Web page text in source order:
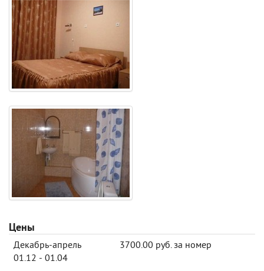
Цены
Декабрь-апрель
01.12 - 01.04
3700.00 руб. за номер